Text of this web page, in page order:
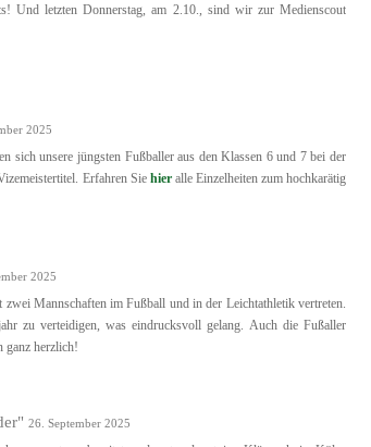
Und letzten Donnerstag, am 2.10., sind wir zur Medienscout
2025
sich unsere jüngsten Fußballer aus den Klassen 6 und 7 bei der
Erfahren Sie hier alle Einzelheiten zum hochkarätig
2025
Mannschaften im Fußball und in der Leichtathletik vertreten.
zu verteidigen, was eindrucksvoll gelang. Auch die Fußaller
ganz herzlich!
26. September 2025